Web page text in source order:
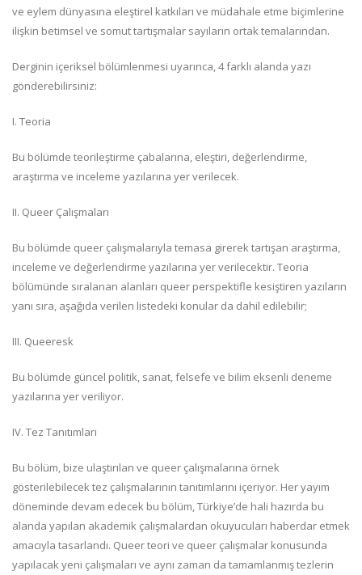
ve eylem dünyasına eleştirel katkıları ve müdahale etme biçimlerine
ilişkin betimsel ve somut tartışmalar sayıların ortak temalarından.
Derginin içeriksel bölümlenmesi uyarınca, 4 farklı alanda yazı
gönderebilirsiniz:
I. Teoria
Bu bölümde teorileştirme çabalarına, eleştiri, değerlendirme,
araştırma ve inceleme yazılarına yer verilecek.
II. Queer Çalışmaları
Bu bölümde queer çalışmalarıyla temasa girerek tartışan araştırma,
inceleme ve değerlendirme yazılarına yer verilecektir. Teoria
bölümünde sıralanan alanları queer perspektifle kesiştiren yazıların
yanı sıra, aşağıda verilen listedeki konular da dahil edilebilir;
III. Queeresk
Bu bölümde güncel politik, sanat, felsefe ve bilim eksenli deneme
yazılarına yer veriliyor.
IV. Tez Tanıtımları
Bu bölüm, bize ulaştırılan ve queer çalışmalarına örnek
gösterilebilecek tez çalışmalarının tanıtımlarını içeriyor. Her yayım
döneminde devam edecek bu bölüm, Türkiye’de hali hazırda bu
alanda yapılan akademik çalışmalardan okuyucuları haberdar etmek
amacıyla tasarlandı. Queer teori ve queer çalışmalar konusunda
yapılacak yeni çalışmaları ve aynı zaman da tamamlanmış tezlerin